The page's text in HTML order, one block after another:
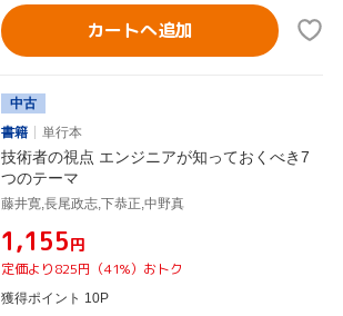
カートへ追加
中古
書籍
単行本
技術者の視点 エンジニアが知っておくべき7
つのテーマ
藤井寛,長尾政志,下恭正,中野真
¥1,155円
定価より825円（41%）おトク
獲得ポイント 10P